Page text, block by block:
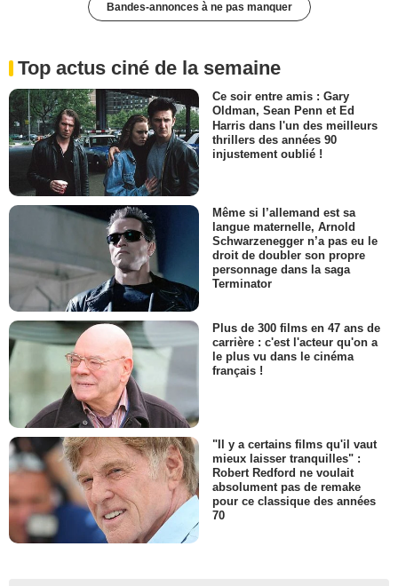
Bandes-annonces à ne pas manquer
Top actus ciné de la semaine
Ce soir entre amis : Gary
Oldman, Sean Penn et Ed
Harris dans l'un des meilleurs
thrillers des années 90
injustement oublié !
Même si l’allemand est sa
langue maternelle, Arnold
Schwarzenegger n’a pas eu le
droit de doubler son propre
personnage dans la saga
Terminator
Plus de 300 films en 47 ans de
carrière : c'est l'acteur qu'on a
le plus vu dans le cinéma
français !
"Il y a certains films qu'il vaut
mieux laisser tranquilles" :
Robert Redford ne voulait
absolument pas de remake
pour ce classique des années
70